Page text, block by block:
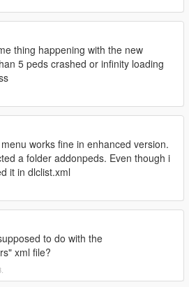
thing happening with the new
5 peds crashed or infinity loading
works fine in enhanced version.
a folder addonpeds. Even though i
it in dlclist.xml
to do with the
xml file?